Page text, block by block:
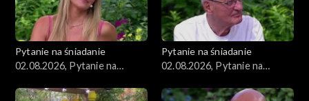
Pytanie na śniadanie
02.08.2026, Pytanie na
Pytanie na śniadanie
02.08.2026, Pytanie na